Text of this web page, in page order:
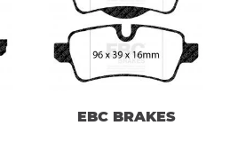
EBC BRAKES